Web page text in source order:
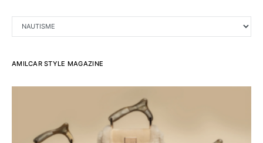
AMILCAR STYLE MAGAZINE